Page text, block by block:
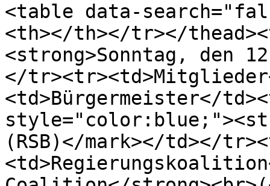
<table data-
<th></th></tr></
<strong>Sonntag, den
</
<td>Bürgermeister</
(RSB)</mark></td></